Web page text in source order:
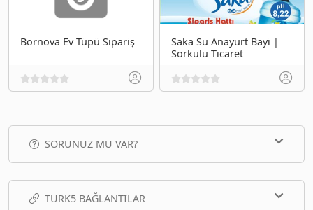
Bornova Ev Tüpü Sipariş
Saka Su Anayurt Bayi |
Sorkulu Ticaret
SORUNUZ MU VAR?
TURK5 BAĞLANTILAR